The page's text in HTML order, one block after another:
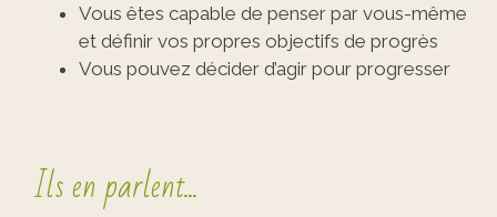
Vous êtes capable de penser par vous-même
et définir vos propres objectifs de progrès
Vous pouvez décider d’agir pour progresser
Ils en parlent...